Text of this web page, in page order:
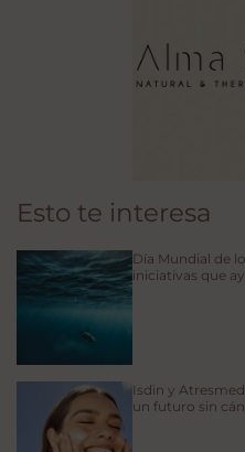
Esto te interesa
Día Mundial de
iniciativas que
Isdin y
un futuro sin